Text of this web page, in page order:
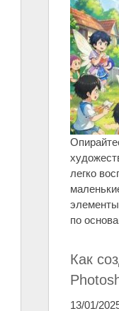
легко
по
Как
13/01/